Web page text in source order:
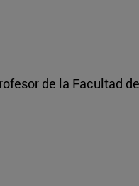
de la Facultad